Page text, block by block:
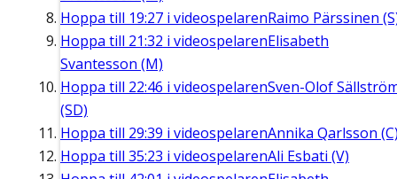
Hoppa till 19:27 i videospelarenRaimo Pärssinen
Hoppa till 21:32 i videospelarenElisabeth
Svantesson (M)
Hoppa till 22:46 i videospelarenSven-Olof
(SD)
Hoppa till 29:39 i videospelarenAnnika Qarlsson
Hoppa till 35:23 i videospelarenAli Esbati (V)